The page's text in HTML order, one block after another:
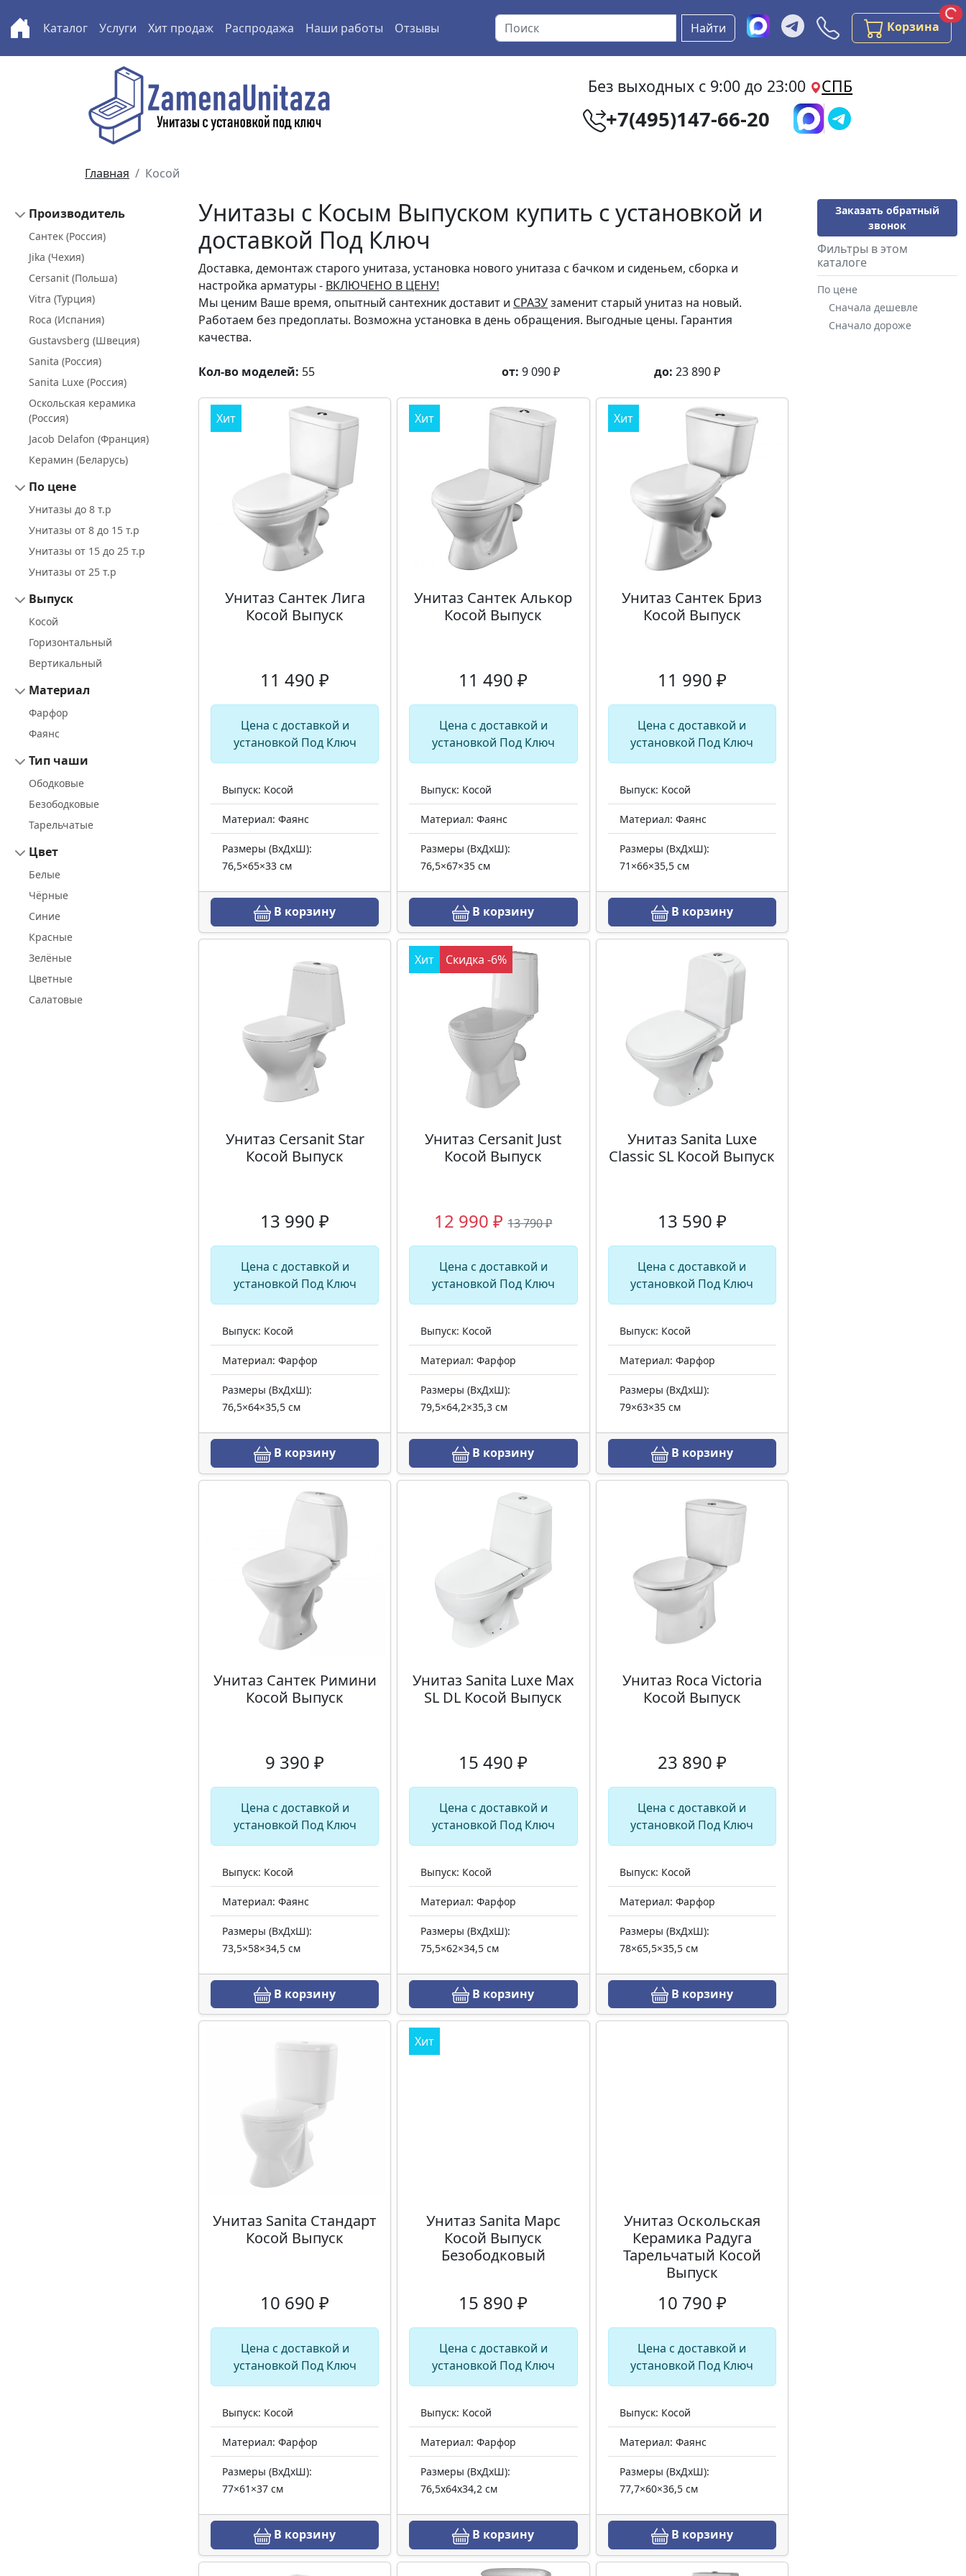
Перейти к основному содержанию
Каталог Услуги Хит продаж Распродажа Наши работы Отзывы Найти БесплатнаяКорзина
Без выходных с 9:00 до 23:00 СПБ
+7(495)147-66-20
Главная Косой
Производитель
Сантек (Россия)
Jika (Чехия)
Cersanit (Польша)
Vitra (Турция)
Roca (Испания)
Gustavsberg (Швеция)
Sanita (Россия)
Sanita Luxe (Россия)
Оскольская керамика
(Россия)
Jacob Delafon (Франция)
Керамин (Беларусь)
По цене
Унитазы до 8 т.р
Унитазы от 8 до 15 т.р
Унитазы от 15 до 25 т.р
Унитазы от 25 т.р
Выпуск
Косой
Горизонтальный
Вертикальный
Материал
Фарфор
Фаянс
Тип чаши
Ободковые
Безободковые
Тарельчатые
Цвет
Белые
Чёрные
Синие
Красные
Зелёные
Цветные
Салатовые
Унитазы с Косым Выпуском купить с установкой и
доставкой Под Ключ
Доставка, демонтаж старого унитаза, установка нового унитаза с бачком и сиденьем, сборка и
настройка арматуры - ВКЛЮЧЕНО В ЦЕНУ!
Мы ценим Ваше время, опытный сантехник доставит и СРАЗУзаменит старый унитаз на новый.
Работаем без предоплаты. Возможна установка в день обращения. Выгодные цены. Гарантия
качества.
Кол-во моделей: 55 от:9 090₽ до: 23 890₽
Заказать обратный
звонок
Фильтры в этом
каталоге
По цене
Сначала дешевле
Сначало дороже
Хит
Унитаз Сантек Лига
Косой Выпуск
11 490 ₽
Цена с доставкой и
установкой Под Ключ
Выпуск: Косой
Материал: Фаянс
Размеры (ВхДхШ):
76,5×65×33 см
В корзину
Хит
Унитаз Сантек Алькор
Косой Выпуск
11 490 ₽
Цена с доставкой и
установкой Под Ключ
Выпуск: Косой
Материал: Фаянс
Размеры (ВхДхШ):
76,5×67×35 см
В корзину
Хит
Унитаз Сантек Бриз
Косой Выпуск
11 990 ₽
Цена с доставкой и
установкой Под Ключ
Выпуск: Косой
Материал: Фаянс
Размеры (ВхДхШ):
71×66×35,5 см
В корзину
Унитаз Cersanit Star
Косой Выпуск
13 990 ₽
Цена с доставкой и
установкой Под Ключ
Выпуск: Косой
Материал: Фарфор
Размеры (ВхДхШ):
76,5×64×35,5 см
В корзину
Хит Скидка -6%
Унитаз Cersanit Just
Косой Выпуск
12 990 ₽13 790 ₽
Цена с доставкой и
установкой Под Ключ
Выпуск: Косой
Материал: Фарфор
Размеры (ВхДхШ):
79,5×64,2×35,3 см
В корзину
Унитаз Sanita Luxe
Classic SL Косой Выпуск
13 590 ₽
Цена с доставкой и
установкой Под Ключ
Выпуск: Косой
Материал: Фарфор
Размеры (ВхДхШ):
79×63×35 см
В корзину
Унитаз Сантек Римини
Косой Выпуск
9 390 ₽
Цена с доставкой и
установкой Под Ключ
Выпуск: Косой
Материал: Фаянс
Размеры (ВхДхШ):
73,5×58×34,5 см
В корзину
Унитаз Sanita Luxe Max
SL DL Косой Выпуск
15 490 ₽
Цена с доставкой и
установкой Под Ключ
Выпуск: Косой
Материал: Фарфор
Размеры (ВхДхШ):
75,5×62×34,5 см
В корзину
Унитаз Roca Victoria
Косой Выпуск
23 890 ₽
Цена с доставкой и
установкой Под Ключ
Выпуск: Косой
Материал: Фарфор
Размеры (ВхДхШ):
78×65,5×35,5 см
В корзину
Унитаз Sanita Стандарт
Косой Выпуск
10 690 ₽
Цена с доставкой и
установкой Под Ключ
Выпуск: Косой
Материал: Фарфор
Размеры (ВхДхШ):
77×61×37 см
В корзину
Хит
Унитаз Sanita Марс
Косой Выпуск
Безободковый
15 890 ₽
Цена с доставкой и
установкой Под Ключ
Выпуск: Косой
Материал: Фарфор
Размеры (ВхДхШ):
76,5х64х34,2 см
В корзину
Унитаз Оскольская
Керамика Радуга
Тарельчатый Косой
Выпуск
10 790 ₽
Цена с доставкой и
установкой Под Ключ
Выпуск: Косой
Материал: Фаянс
Размеры (ВхДхШ):
77,7×60×36,5 см
В корзину